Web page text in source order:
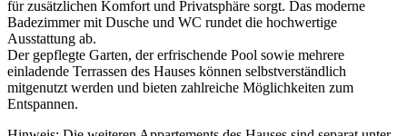
für zusätzlichen Komfort und Privatsphäre sorgt. Das moderne
Badezimmer mit Dusche und WC rundet die hochwertige
Ausstattung ab.
Der gepflegte Garten, der erfrischende Pool sowie mehrere
einladende Terrassen des Hauses können selbstverständlich
mitgenutzt werden und bieten zahlreiche Möglichkeiten zum
Entspannen.